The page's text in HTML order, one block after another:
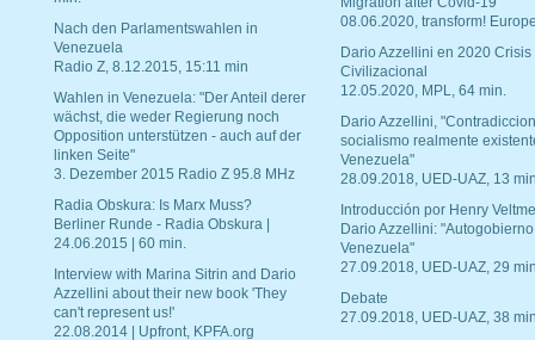
Nach den Parlamentswahlen in
Venezuela
Radio Z, 8.12.2015, 15:11 min
Wahlen in Venezuela: "Der Anteil derer
wächst, die weder Regierung noch
Opposition unterstützen - auch auf der
linken Seite"
3. Dezember 2015 Radio Z 95.8 MHz
Radia Obskura: Is Marx Muss?
Berliner Runde - Radia Obskura |
24.06.2015 | 60 min.
Interview with Marina Sitrin and Dario
Azzellini about their new book 'They
can't represent us!'
22.08.2014 | Upfront, KPFA.org
08.06.2020, transform!
Dario Azzellini en 2020 Crisis
Civilizacional
12.05.2020, MPL, 64 min.
Dario Azzellini,
socialismo realmente
Venezuela"
28.09.2018, UED-UAZ, 13
Introducción por Henry
Dario Azzellini:
Venezuela"
27.09.2018, UED-UAZ, 29
Debate
27.09.2018, UED-UAZ, 38